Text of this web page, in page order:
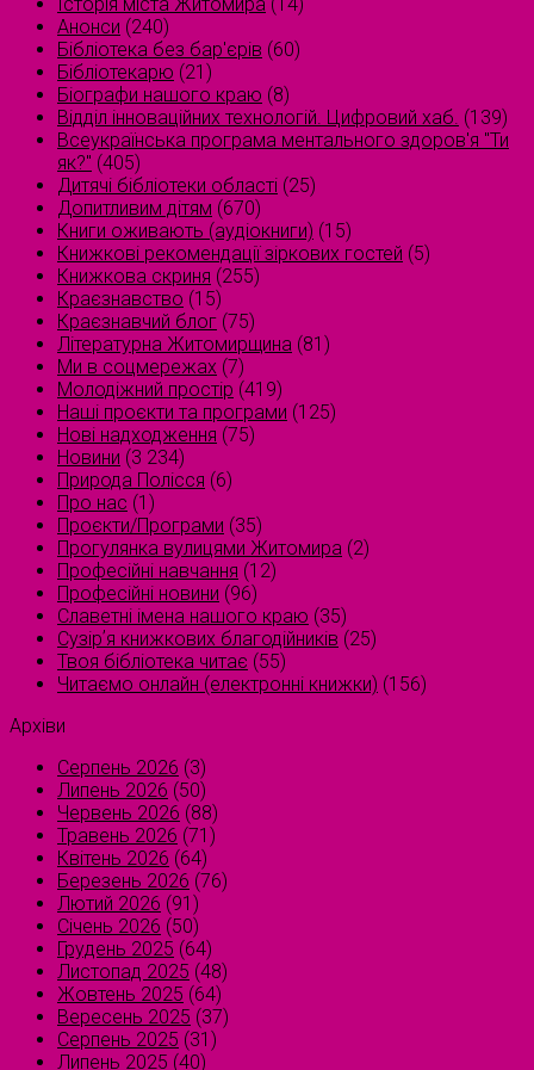
Анонси (240)
Бібліотека без бар'єрів (60)
Бібліотекарю (21)
Біографи нашого краю (8)
Відділ інноваційних технологій. Цифровий хаб. (139)
Всеукраїнська програма ментального здоров'я "Ти
як?" (405)
Дитячі бібліотеки області (25)
Допитливим дітям (670)
Книги оживають (аудіокниги) (15)
Книжкові рекомендації зіркових гостей (5)
Книжкова скриня (255)
Краєзнавство (15)
Краєзнавчий блог (75)
Літературна Житомирщина (81)
Ми в соцмережах (7)
Молодіжний простір (419)
Наші проєкти та програми (125)
Нові надходження (75)
Новини (3 234)
Природа Полісся (6)
Про нас (1)
Проєкти/Програми (35)
Прогулянка вулицями Житомира (2)
Професійні навчання (12)
Професійні новини (96)
Славетні імена нашого краю (35)
Сузірʼя книжкових благодійників (25)
Твоя бібліотека читає (55)
Читаємо онлайн (електронні книжки) (156)
Архіви
Серпень 2026 (3)
Липень 2026 (50)
Червень 2026 (88)
Травень 2026 (71)
Квітень 2026 (64)
Березень 2026 (76)
Лютий 2026 (91)
Січень 2026 (50)
Грудень 2025 (64)
Листопад 2025 (48)
Жовтень 2025 (64)
Вересень 2025 (37)
Серпень 2025 (31)
Липень 2025 (40)